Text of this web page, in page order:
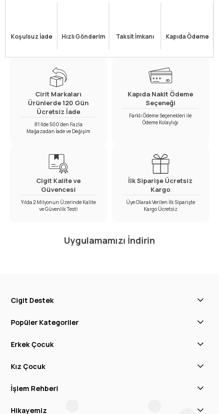
Koşulsuz İade Hızlı Gönderim Taksit İmkanı Kapıda Ödeme
Cirit Markaları
Ürünlerde 120 Gün
Ücretsiz İade
81 İlde 500’den Fazla
Mağazadan İade ve Değişim
Kapıda Nakit Ödeme
Seçeneği
Farklı Ödeme Seçenekleri ile
Ödeme Kolaylığı
Cigit Kalite ve
Güvencesi
Yılda 2 Milyonun Üzerinde Kalite
ve Güvenlik Testi
İlk Siparişe Ücretsiz
Kargo
Üye Olarak Verilen İlk Siparişte
Kargo Ücretsiz
Uygulamamızı İndirin
Cigit Destek
Popüler Kategoriler
Erkek Çocuk
Kız Çocuk
İşlem Rehberi
Hikayemiz